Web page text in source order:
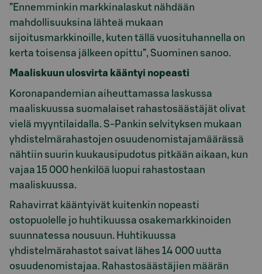
”Ennemminkin markkinalaskut nähdään
mahdollisuuksina lähteä mukaan
sijoitusmarkkinoille, kuten tällä vuosituhannella on
kerta toisensa jälkeen opittu”, Suominen sanoo.
Maaliskuun ulosvirta kääntyi nopeasti
Koronapandemian aiheuttamassa laskussa
maaliskuussa suomalaiset rahastosäästäjät olivat
vielä myyntilaidalla. S-Pankin selvityksen mukaan
yhdistelmärahastojen osuudenomistajamäärässä
nähtiin suurin kuukausipudotus pitkään aikaan, kun
vajaa 15 000 henkilöä luopui rahastostaan
maaliskuussa.
Rahavirrat kääntyivät kuitenkin nopeasti
ostopuolelle jo huhtikuussa osakemarkkinoiden
suunnatessa nousuun. Huhtikuussa
yhdistelmärahastot saivat lähes 14 000 uutta
osuudenomistajaa. Rahastosäästäjien määrän